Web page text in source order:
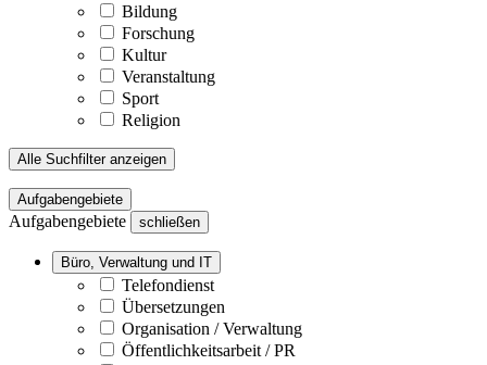
Bildung
Forschung
Kultur
Veranstaltung
Sport
Religion
Alle Suchfilter anzeigen
Aufgabengebiete
Aufgabengebiete schließen
Büro, Verwaltung und IT
Telefondienst
Übersetzungen
Organisation / Verwaltung
Öffentlichkeitsarbeit / PR